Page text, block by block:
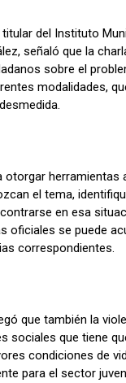
del Instituto
señaló que la
sobre el
modalidades,
otorgar herramientas
el tema,
en esa
oficiales se puede
correspondientes.
que también la
sociales que tiene
condiciones de
para el sector